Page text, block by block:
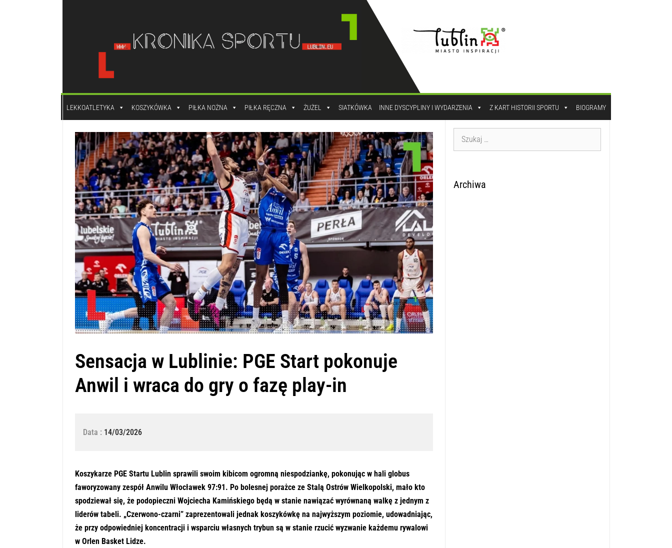
LEKKOATLETYKA KOSZYKÓWKA PIŁKA NOŻNA PIŁKA RĘCZNA ŻUŻEL SIATKÓWKA INNE DYSCYPLINY I WYDARZENIA Z KART HISTORII SPORTU BIOGRAMY
Sensacja w Lublinie: PGE Start pokonuje
Anwil i wraca do gry o fazę play-in
Data : 14/03/2026
Koszykarze PGE Startu Lublin sprawili swoim kibicom ogromną niespodziankę, pokonując w hali globus
faworyzowany zespół Anwilu Włocławek 97:91. Po bolesnej porażce ze Stalą Ostrów Wielkopolski, mało kto
spodziewał się, że podopieczni Wojciecha Kamińskiego będą w stanie nawiązać wyrównaną walkę z jednym z
liderów tabeli. „Czerwono-czarni” zaprezentowali jednak koszykówkę na najwyższym poziomie, udowadniając,
że przy odpowiedniej koncentracji i wsparciu własnych trybun są w stanie rzucić wyzwanie każdemu rywalowi
w Orlen Basket Lidze.
Archiwa